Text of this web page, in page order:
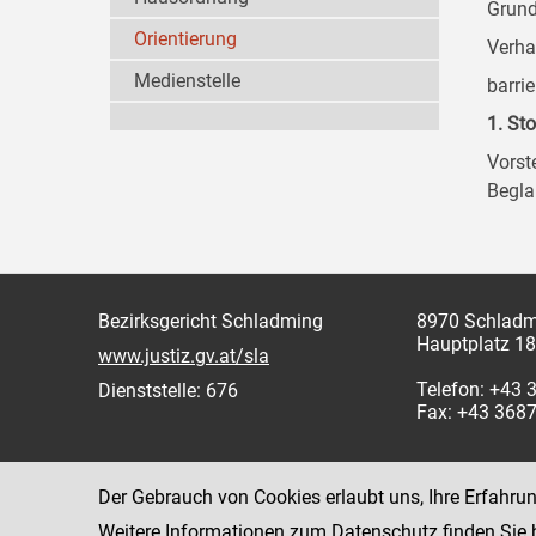
1.
Orientierung
Medienstelle
Bezirksgericht Schladming
www.justiz.gv.at/sla
Dienststelle: 676
8970
Hauptplatz 18
Telefon: +43
Fax: +43
Der Gebrauch von Cookies erlaubt uns, Ihre